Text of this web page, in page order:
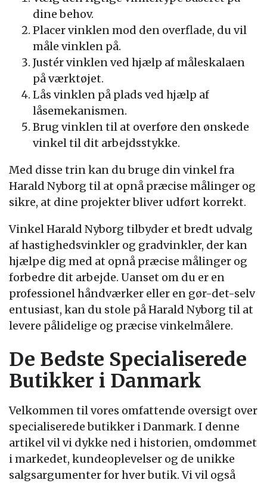
dine behov.
Placer vinklen mod den overflade, du vil
måle vinklen på.
Justér vinklen ved hjælp af måleskalaen
på værktøjet.
Lås vinklen på plads ved hjælp af
låsemekanismen.
Brug vinklen til at overføre den ønskede
vinkel til dit arbejdsstykke.
Med disse trin kan du bruge din vinkel fra
Harald Nyborg til at opnå præcise målinger og
sikre, at dine projekter bliver udført korrekt.
Vinkel Harald Nyborg tilbyder et bredt udvalg
af hastighedsvinkler og gradvinkler, der kan
hjælpe dig med at opnå præcise målinger og
forbedre dit arbejde. Uanset om du er en
professionel håndværker eller en gør-det-selv
entusiast, kan du stole på Harald Nyborg til at
levere pålidelige og præcise vinkelmålere.
De Bedste Specialiserede
Butikker i Danmark
Velkommen til vores omfattende oversigt over
specialiserede butikker i Danmark. I denne
artikel vil vi dykke ned i historien, omdømmet
i markedet, kundeoplevelser og de unikke
salgsargumenter for hver butik. Vi vil også